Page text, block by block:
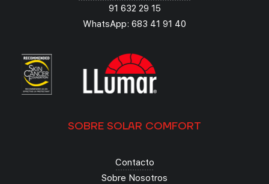
91 632 29 15
WhatsApp: 683 41 91 40
SOBRE SOLAR COMFORT
Contacto
Sobre Nosotros